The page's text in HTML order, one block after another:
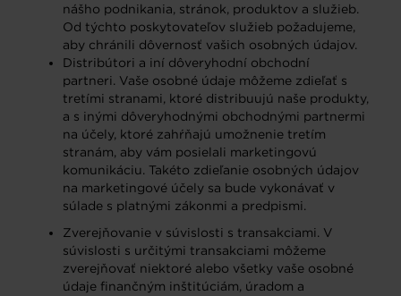
nášho podnikania, stránok, produktov a služieb.
Od týchto poskytovateľov služieb požadujeme,
aby chránili dôvernosť vašich osobných údajov.
Distribútori a iní dôveryhodní obchodní
partneri. Vaše osobné údaje môžeme zdieľať s
tretími stranami, ktoré distribuujú naše produkty,
a s inými dôveryhodnými obchodnými partnermi
na účely, ktoré zahŕňajú umožnenie tretím
stranám, aby vám posielali marketingovú
komunikáciu. Takéto zdieľanie osobných údajov
na marketingové účely sa bude vykonávať v
súlade s platnými zákonmi a predpismi.
Zverejňovanie v súvislosti s transakciami. V
súvislosti s určitými transakciami môžeme
zverejňovať niektoré alebo všetky vaše osobné
údaje finančným inštitúciám, úradom a